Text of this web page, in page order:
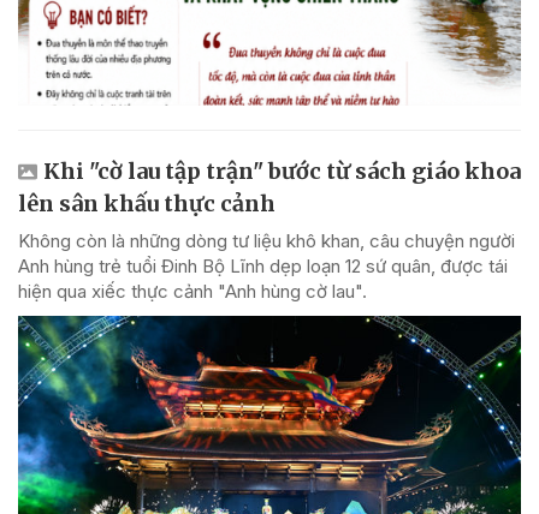
Khi "cờ lau tập trận" bước từ sách giáo khoa
lên sân khấu thực cảnh
Không còn là những dòng tư liệu khô khan, câu chuyện người
Anh hùng trẻ tuổi Đinh Bộ Lĩnh dẹp loạn 12 sứ quân, được tái
hiện qua xiếc thực cảnh "Anh hùng cờ lau".